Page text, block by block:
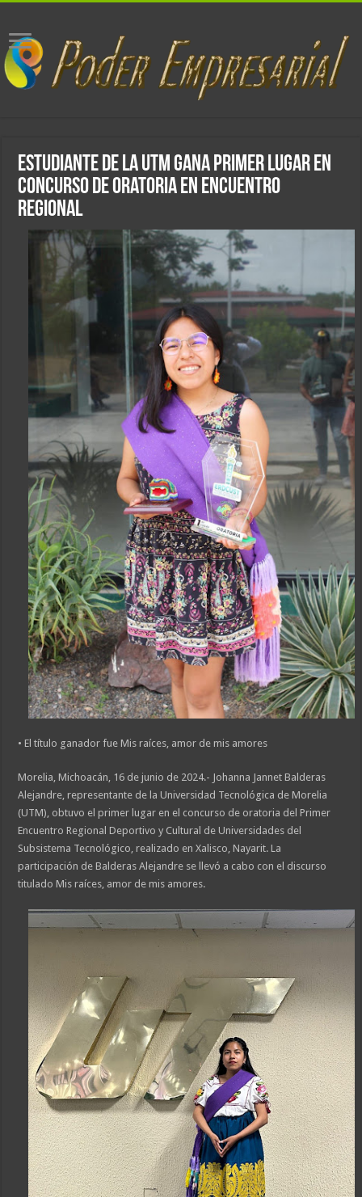
Estudiante de la UTM gana primer lugar en
concurso de oratoria en Encuentro
Regional
• El título ganador fue Mis raíces, amor de mis amores
Morelia, Michoacán, 16 de junio de 2024.- Johanna Jannet Balderas
Alejandre, representante de la Universidad Tecnológica de Morelia
(UTM), obtuvo el primer lugar en el concurso de oratoria del Primer
Encuentro Regional Deportivo y Cultural de Universidades del
Subsistema Tecnológico, realizado en Xalisco, Nayarit. La
participación de Balderas Alejandre se llevó a cabo con el discurso
titulado Mis raíces, amor de mis amores.